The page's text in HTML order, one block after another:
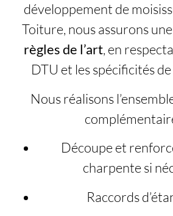
développement de
Toiture, nous assurons
règles de l’art, en
DTU et les spécificités
Nous réalisons
Découpe et
charpente si
Raccords